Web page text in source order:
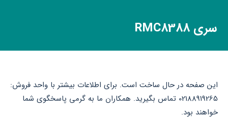
ایوردآریا
نماینده
در
ایران
سری RMC8388
این صفحه در حال ساخت است. برای اطلاعات بیشتر با واحد فروش:
02188919265 تماس بگیرید. همکاران ما به گرمی پاسخگوی شما
خواهند بود.